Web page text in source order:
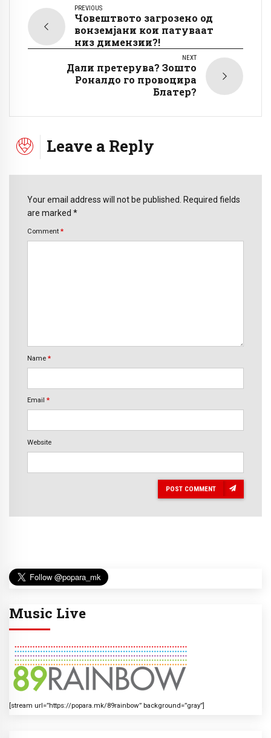
PREVIOUS
Човештвото загрозено од
вонземјани кои патуваат
низ димензии?!
NEXT
Дали претерува? Зошто
Роналдо го провоцира
Блатер?
Leave a Reply
Your email address will not be published. Required fields
are marked *
Comment *
Name *
Email *
Website
POST COMMENT
Music Live
[stream url=”https://popara.mk/89rainbow” background=”gray”]